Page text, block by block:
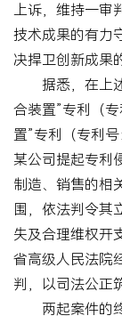
上诉，维持一
技术成果的有力
决捍卫创新成果
据悉，在上
合装置”专利（
置”专利（专利
某公司提起专利
制造、销售的相
围，依法判令其
失及合理维权开
省高级人民法院
判，以司法公正
两起案件的